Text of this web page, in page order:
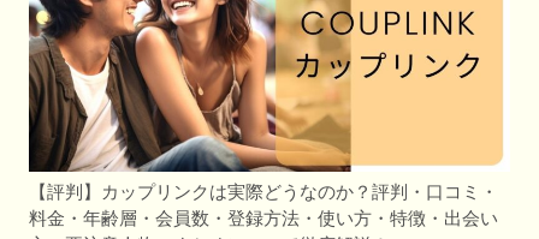
【評判】カップリンクは実際どうなのか？評判・口コミ・
料金・年齢層・会員数・登録方法・使い方・特徴・出会い